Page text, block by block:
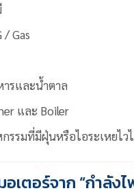
/ Gas
ารและน้ำตาล
และ Boiler
รรมที่มีฝุ่นหรือไอระเหยไว
เตอร์จาก “กำลัง